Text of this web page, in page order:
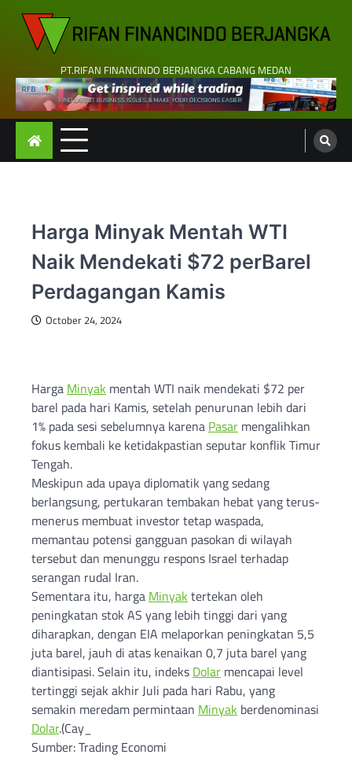
content
PT.RIFAN FINANCINDO BERJANGKA CABANG MEDAN
Harga Minyak Mentah WTI
Naik Mendekati $72 perBarel
Perdagangan Kamis
October 24, 2024
Harga Minyak mentah WTI naik mendekati $72 per
barel pada hari Kamis, setelah penurunan lebih dari
1% pada sesi sebelumnya karena Pasar mengalihkan
fokus kembali ke ketidakpastian seputar konflik Timur
Tengah.
Meskipun ada upaya diplomatik yang sedang
berlangsung, pertukaran tembakan hebat yang terus-
menerus membuat investor tetap waspada,
memantau potensi gangguan pasokan di wilayah
tersebut dan menunggu respons Israel terhadap
serangan rudal Iran.
Sementara itu, harga Minyak tertekan oleh
peningkatan stok AS yang lebih tinggi dari yang
diharapkan, dengan EIA melaporkan peningkatan 5,5
juta barel, jauh di atas kenaikan 0,7 juta barel yang
diantisipasi. Selain itu, indeks Dolar mencapai level
tertinggi sejak akhir Juli pada hari Rabu, yang
semakin meredam permintaan Minyak berdenominasi
Dolar.(Cay_
Sumber: Trading Economi